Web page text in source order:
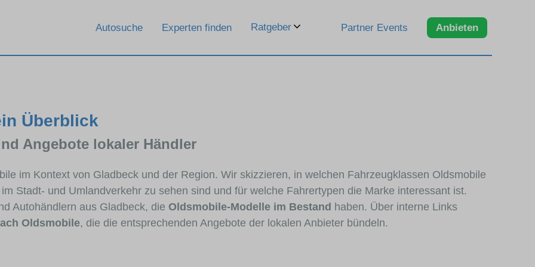
Autosuche Experten finden Ratgeber Partner Events Anbieten
Überblick
Angebote lokaler Händler
im Kontext von Gladbeck und der Region. Wir skizzieren, in welchen Fahrzeugklassen Oldsmobile
Stadt- und Umlandverkehr zu sehen sind und für welche Fahrertypen die Marke interessant ist.
Autohändlern aus Gladbeck, die Oldsmobile-Modelle im Bestand haben. Über interne Links
Oldsmobile, die die entsprechenden Angebote der lokalen Anbieter bündeln.